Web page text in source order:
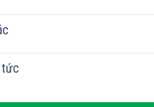
tức